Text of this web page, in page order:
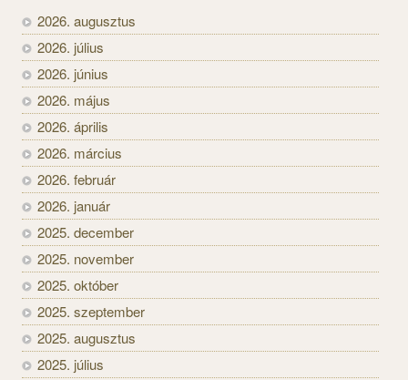
2026. augusztus
2026. július
2026. június
2026. május
2026. április
2026. március
2026. február
2026. január
2025. december
2025. november
2025. október
2025. szeptember
2025. augusztus
2025. július